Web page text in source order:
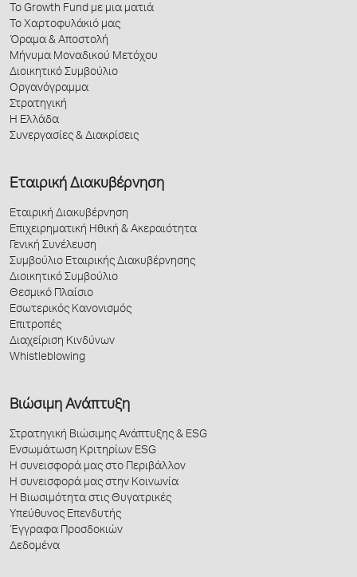
Το Growth Fund με μια ματιά
Το Χαρτοφυλάκιό μας
Όραμα & Αποστολή
Μήνυμα Μοναδικού Μετόχου
Διοικητικό Συμβούλιο
Οργανόγραμμα
Στρατηγική
Η Ελλάδα
Συνεργασίες & Διακρίσεις
Εταιρική Διακυβέρνηση
Εταιρική Διακυβέρνηση
Επιχειρηματική Ηθική & Ακεραιότητα
Γενική Συνέλευση
Συμβούλιο Εταιρικής Διακυβέρνησης
Διοικητικό Συμβούλιο
Θεσμικό Πλαίσιο
Εσωτερικός Κανονισμός
Επιτροπές
Διαχείριση Κινδύνων
Whistleblowing
Βιώσιμη Ανάπτυξη
Στρατηγική Βιώσιμης Ανάπτυξης & ESG
Ενσωμάτωση Κριτηρίων ESG
Η συνεισφορά μας στο Περιβάλλον
Η συνεισφορά μας στην Κοινωνία
Η Βιωσιμότητα στις Θυγατρικές
Υπεύθυνος Επενδυτής
Έγγραφα Προσδοκιών
Δεδομένα